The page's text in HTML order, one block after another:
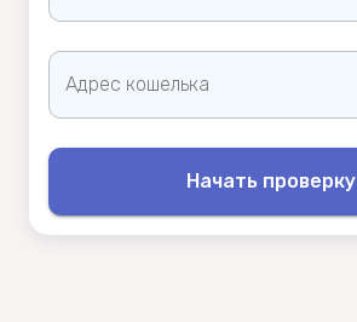
Адрес кошелька
Начать проверку